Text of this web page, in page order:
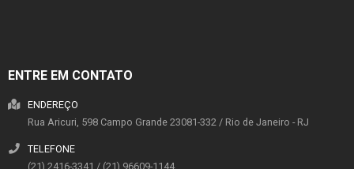
ENTRE EM CONTATO
ENDEREÇO
Rua Aricuri, 598 Campo Grande 23081-332 / Rio de Janeiro - RJ
TELEFONE
(21) 2416-3341 / (21) 96609-1144